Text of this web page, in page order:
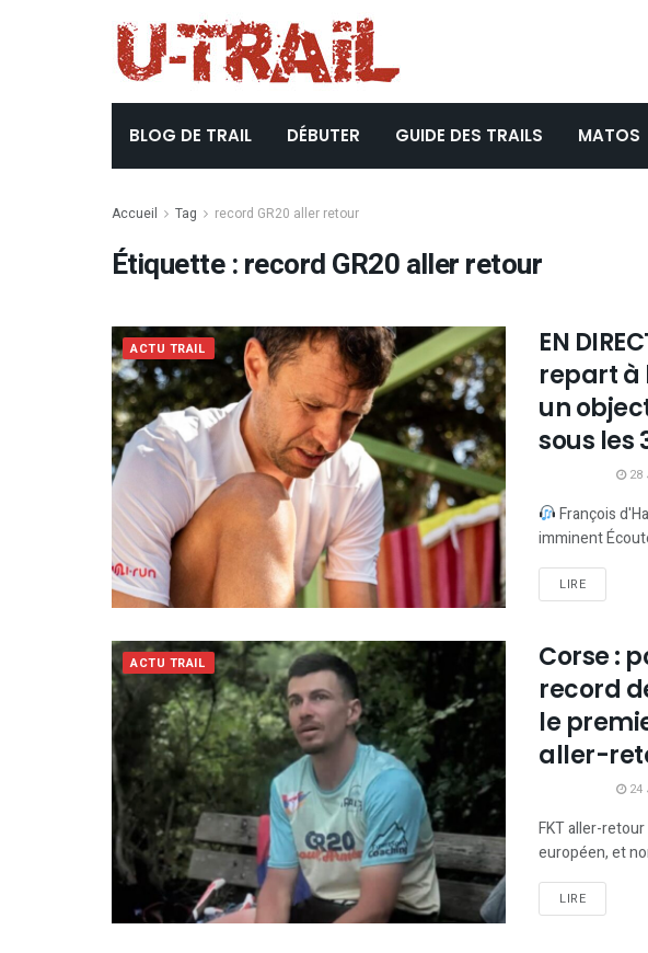
BLOG DE TRAIL DÉBUTER GUIDE DES TRAILS MATOS
Accueil Tag record GR20 aller retour
Étiquette :record GR20 aller retour
ACTU TRAIL
EN
repart à
un
sous les
28
François
imminent
LIRE
ACTU TRAIL
Corse :
record
le
aller-
24
FKT aller-
européen, et
LIRE